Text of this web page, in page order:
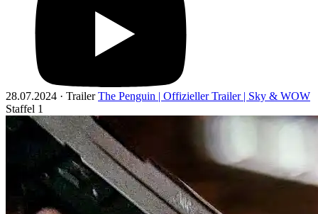
28.07.2024 · TrailerThe Penguin | Offizieller Trailer | Sky & WOW
Staffel 1